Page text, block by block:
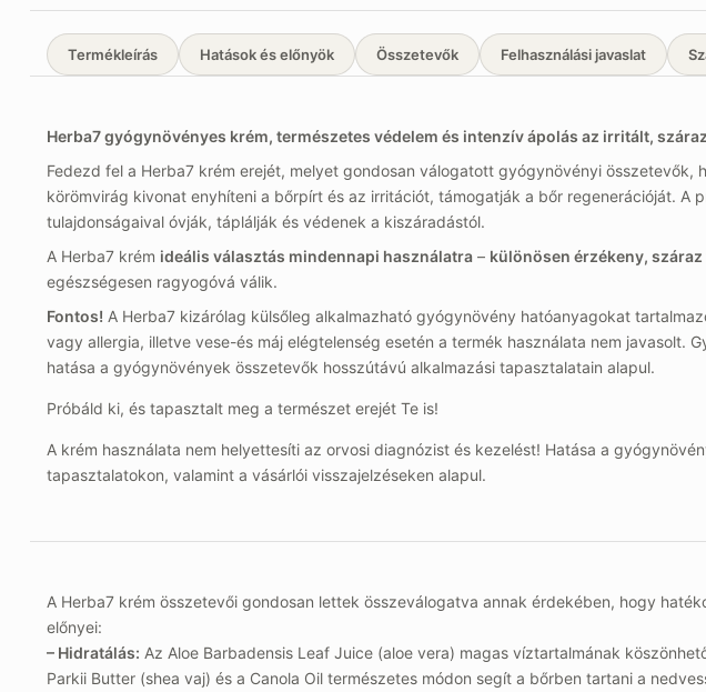
Termékleírás Hatások és előnyök Összetevők Felhasználási javaslat
Herba7 gyógynövényes krém, természetes védelem és intenzív ápolás az irritált,
Fedezd fel a Herba7 krém erejét, melyet gondosan válogatott gyógynövényi
körömvirág kivonat enyhíteni a bőrpírt és az irritációt, támogatják a bőr regenerációját.
tulajdonságaival óvják, táplálják és védenek a kiszáradástól.
A Herba7 krém ideális választás mindennapi használatra– különösen érzékeny,
egészségesen ragyogóvá válik.
Fontos! A Herba7 kizárólag külsőleg alkalmazható gyógynövény hatóanyagokat
vagy allergia, illetve vese-és máj elégtelenség esetén a termék használata nem javasolt.
hatása a gyógynövények összetevők hosszútávú alkalmazási tapasztalatain alapul.
Próbáld ki, és tapasztalt meg a természet erejét Te is!
A krém használata nem helyettesíti az orvosi diagnózist és kezelést! Hatása a
tapasztalatokon, valamint a vásárlói visszajelzéseken alapul.
A Herba7 krém összetevői gondosan lettek összeválogatva annak érdekében, hogy
előnyei:
– Hidratálás: Az Aloe Barbadensis Leaf Juice (aloe vera) magas víztartalmának
Parkii Butter (shea vaj) és a Canola Oil természetes módon segít a bőrben tartani a